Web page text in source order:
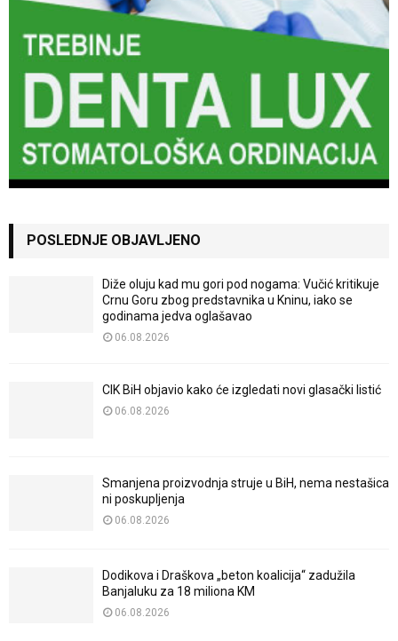
POSLEDNJE OBJAVLJENO
Diže oluju kad mu gori pod nogama: Vučić kritikuje
Crnu Goru zbog predstavnika u Kninu, iako se
godinama jedva oglašavao
06.08.2026
CIK BiH objavio kako će izgledati novi glasački listić
06.08.2026
Smanjena proizvodnja struje u BiH, nema nestašica
ni poskupljenja
06.08.2026
Dodikova i Draškova „beton koalicija“ zadužila
Banjaluku za 18 miliona KM
06.08.2026